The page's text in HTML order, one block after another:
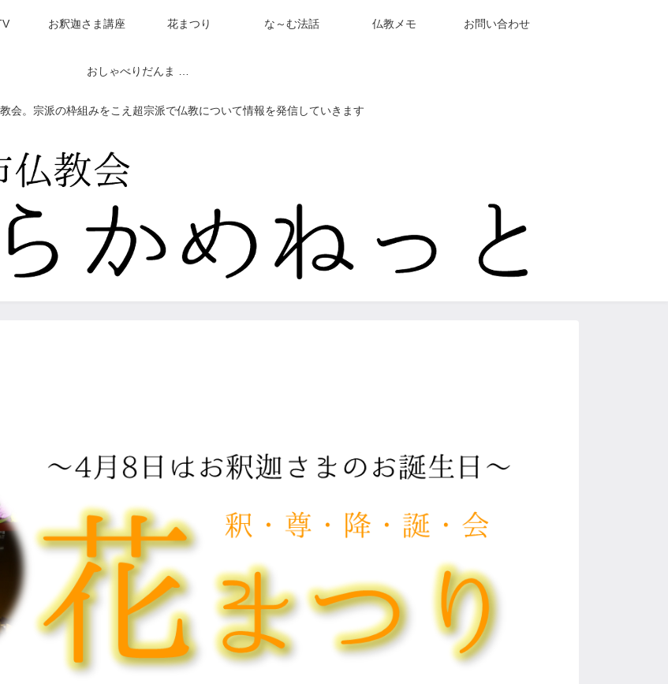
会。宗派の枠組みをこえ超宗派で仏教について情報を発信していきます
お釈迦さま講座 花まつり な～む法話 仏教メモ お問い合わせ